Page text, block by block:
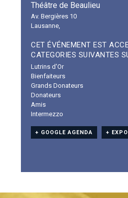
Théâtre de Beaulieu
Av. Bergières 10
Lausanne,
CET ÉVÉNEMENT EST
CATEGORIES SUIVANTES
Lutrins d'Or
Bienfaiteurs
Grands Donateurs
Donateurs
Amis
Intermezzo
+ GOOGLE AGENDA +